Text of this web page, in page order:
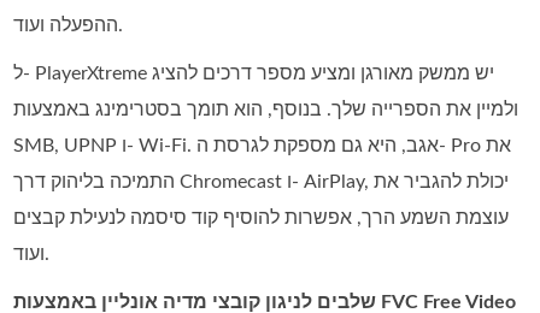
ההפעלה ועוד.
ל- PlayerXtreme יש ממשק מאורגן ומציע מספר דרכים להציג
ולמיין את הספרייה שלך. בנוסף, הוא תומך בסטרימינג באמצעות
SMB, UPNP ו- Wi-Fi. אגב, היא גם מספקת לגרסת ה- Pro את
התמיכה בליהוק דרך Chromecast ו- AirPlay, יכולת להגביר את
עוצמת השמע הרך, אפשרות להוסיף קוד סיסמה לנעילת קבצים
ועוד.
שלבים לניגון קובצי מדיה אונליין באמצעות FVC Free Video